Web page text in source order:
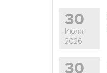
30
Июля
2026
30